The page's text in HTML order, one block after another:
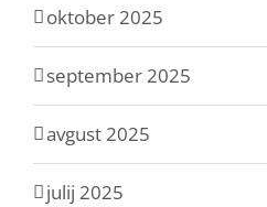
oktober 2025
september 2025
avgust 2025
julij 2025